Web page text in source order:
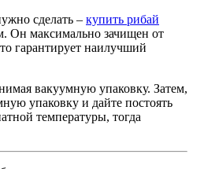
сделать – купить рибай
Он максимально зачищен от
гарантирует наилучший
вакуумную упаковку. Затем,
упаковку и дайте постоять
температуры, тогда